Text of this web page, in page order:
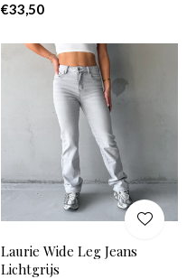
€33,50
Laurie Wide Leg Jeans
Lichtgrijs